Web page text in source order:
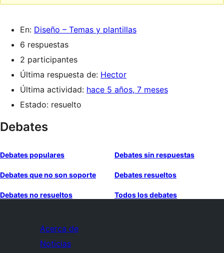
En: Diseño – Temas y plantillas
6 respuestas
2 participantes
Última respuesta de: Hector
Última actividad: hace 5 años, 7 meses
Estado: resuelto
Debates
Debates populares Debates sin respuestas
Debates que no son soporte Debates resueltos
Debates no resueltos Todos los debates
Acerca de
Noticias